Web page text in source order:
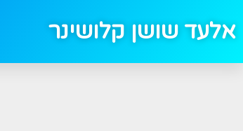
אלעד שושן קלושינר